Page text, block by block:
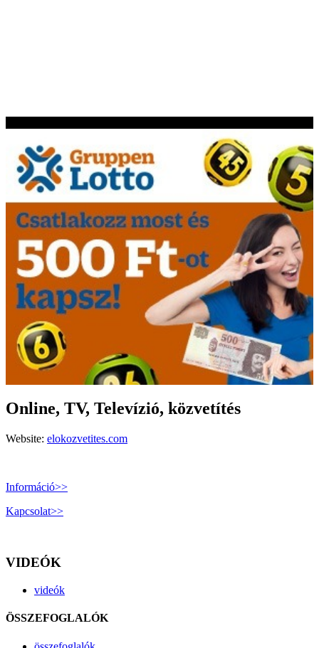
Online, TV, Televízió, közvetítés
Website: elokozvetites.com
Információ>>
Kapcsolat>>
VIDEÓK
videók
ÖSSZEFOGLALÓK